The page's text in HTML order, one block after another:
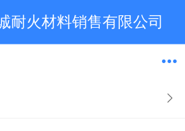
耐火材料销售有限公司
新闻动态